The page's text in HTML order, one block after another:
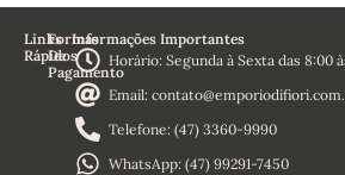
Links
Rápidos
Termos e
Condições
Formas
De
Pagamento
Informações Importantes
Horário: Segunda à Sexta das 8:00
Email:
Telefone: (47) 3360-9990
WhatsApp: (47) 99291-7450